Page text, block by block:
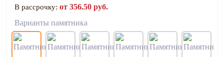
В рассрочку: от 356.50 руб.
Варианты памятника